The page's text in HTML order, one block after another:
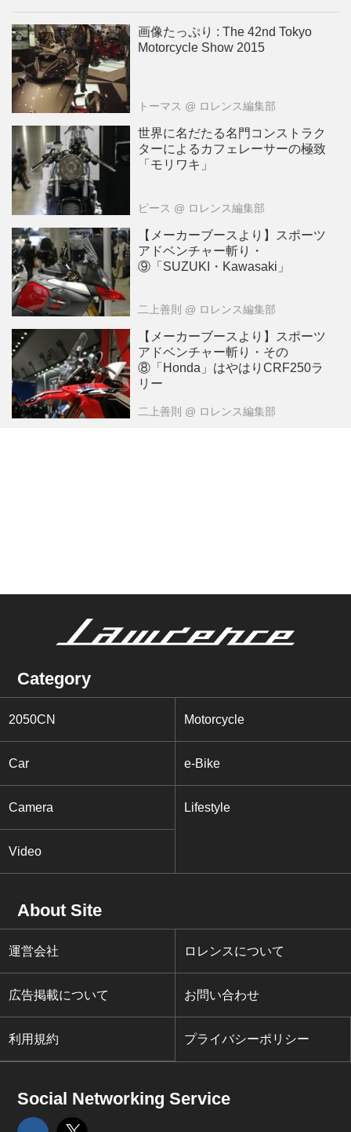
画像たっぷり : The 42nd Tokyo
Motorcycle Show 2015
トーマス @ ロレンス編集部
世界に名だたる名門コンストラク
ターによるカフェレーサーの極致
「モリワキ」
ピース @ ロレンス編集部
【メーカーブースより】スポーツ
アドベンチャー斬り・
⑨「SUZUKI・Kawasaki」
二上善則 @ ロレンス編集部
【メーカーブースより】スポーツ
アドベンチャー斬り・その
⑧「Honda」はやはりCRF250ラ
リー
二上善則 @ ロレンス編集部
Category
2050CN Motorcycle
Car e-Bike
Camera Lifestyle
Video
About Site
運営会社 ロレンスについて
広告掲載について お問い合わせ
利用規約 プライバシーポリシー
Social Networking Service